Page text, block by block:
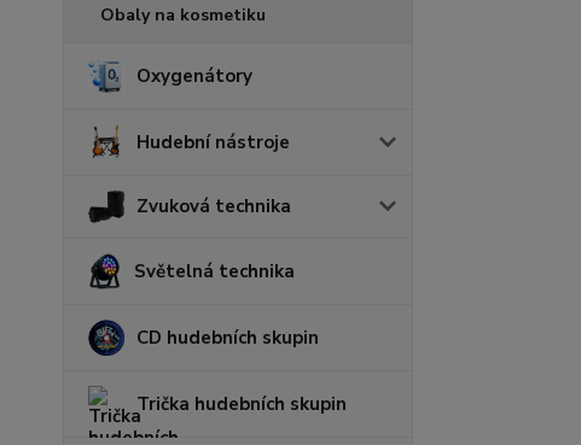
Obaly na kosmetiku
Oxygenátory
Hudební nástroje
Zvuková technika
Světelná technika
CD hudebních skupin
Trička hudebních skupin